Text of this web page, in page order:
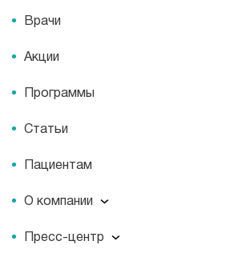
Врачи
Акции
Программы
Статьи
Пациентам
О компании
Пресс-центр